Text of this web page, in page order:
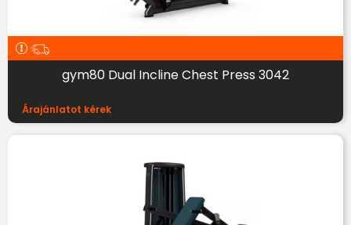
gym80 Dual Incline Chest Press 3042
Árajánlatot kérek